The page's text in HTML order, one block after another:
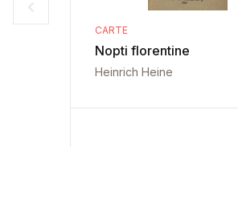
CARTE
Nopti florentine
Heinrich Heine